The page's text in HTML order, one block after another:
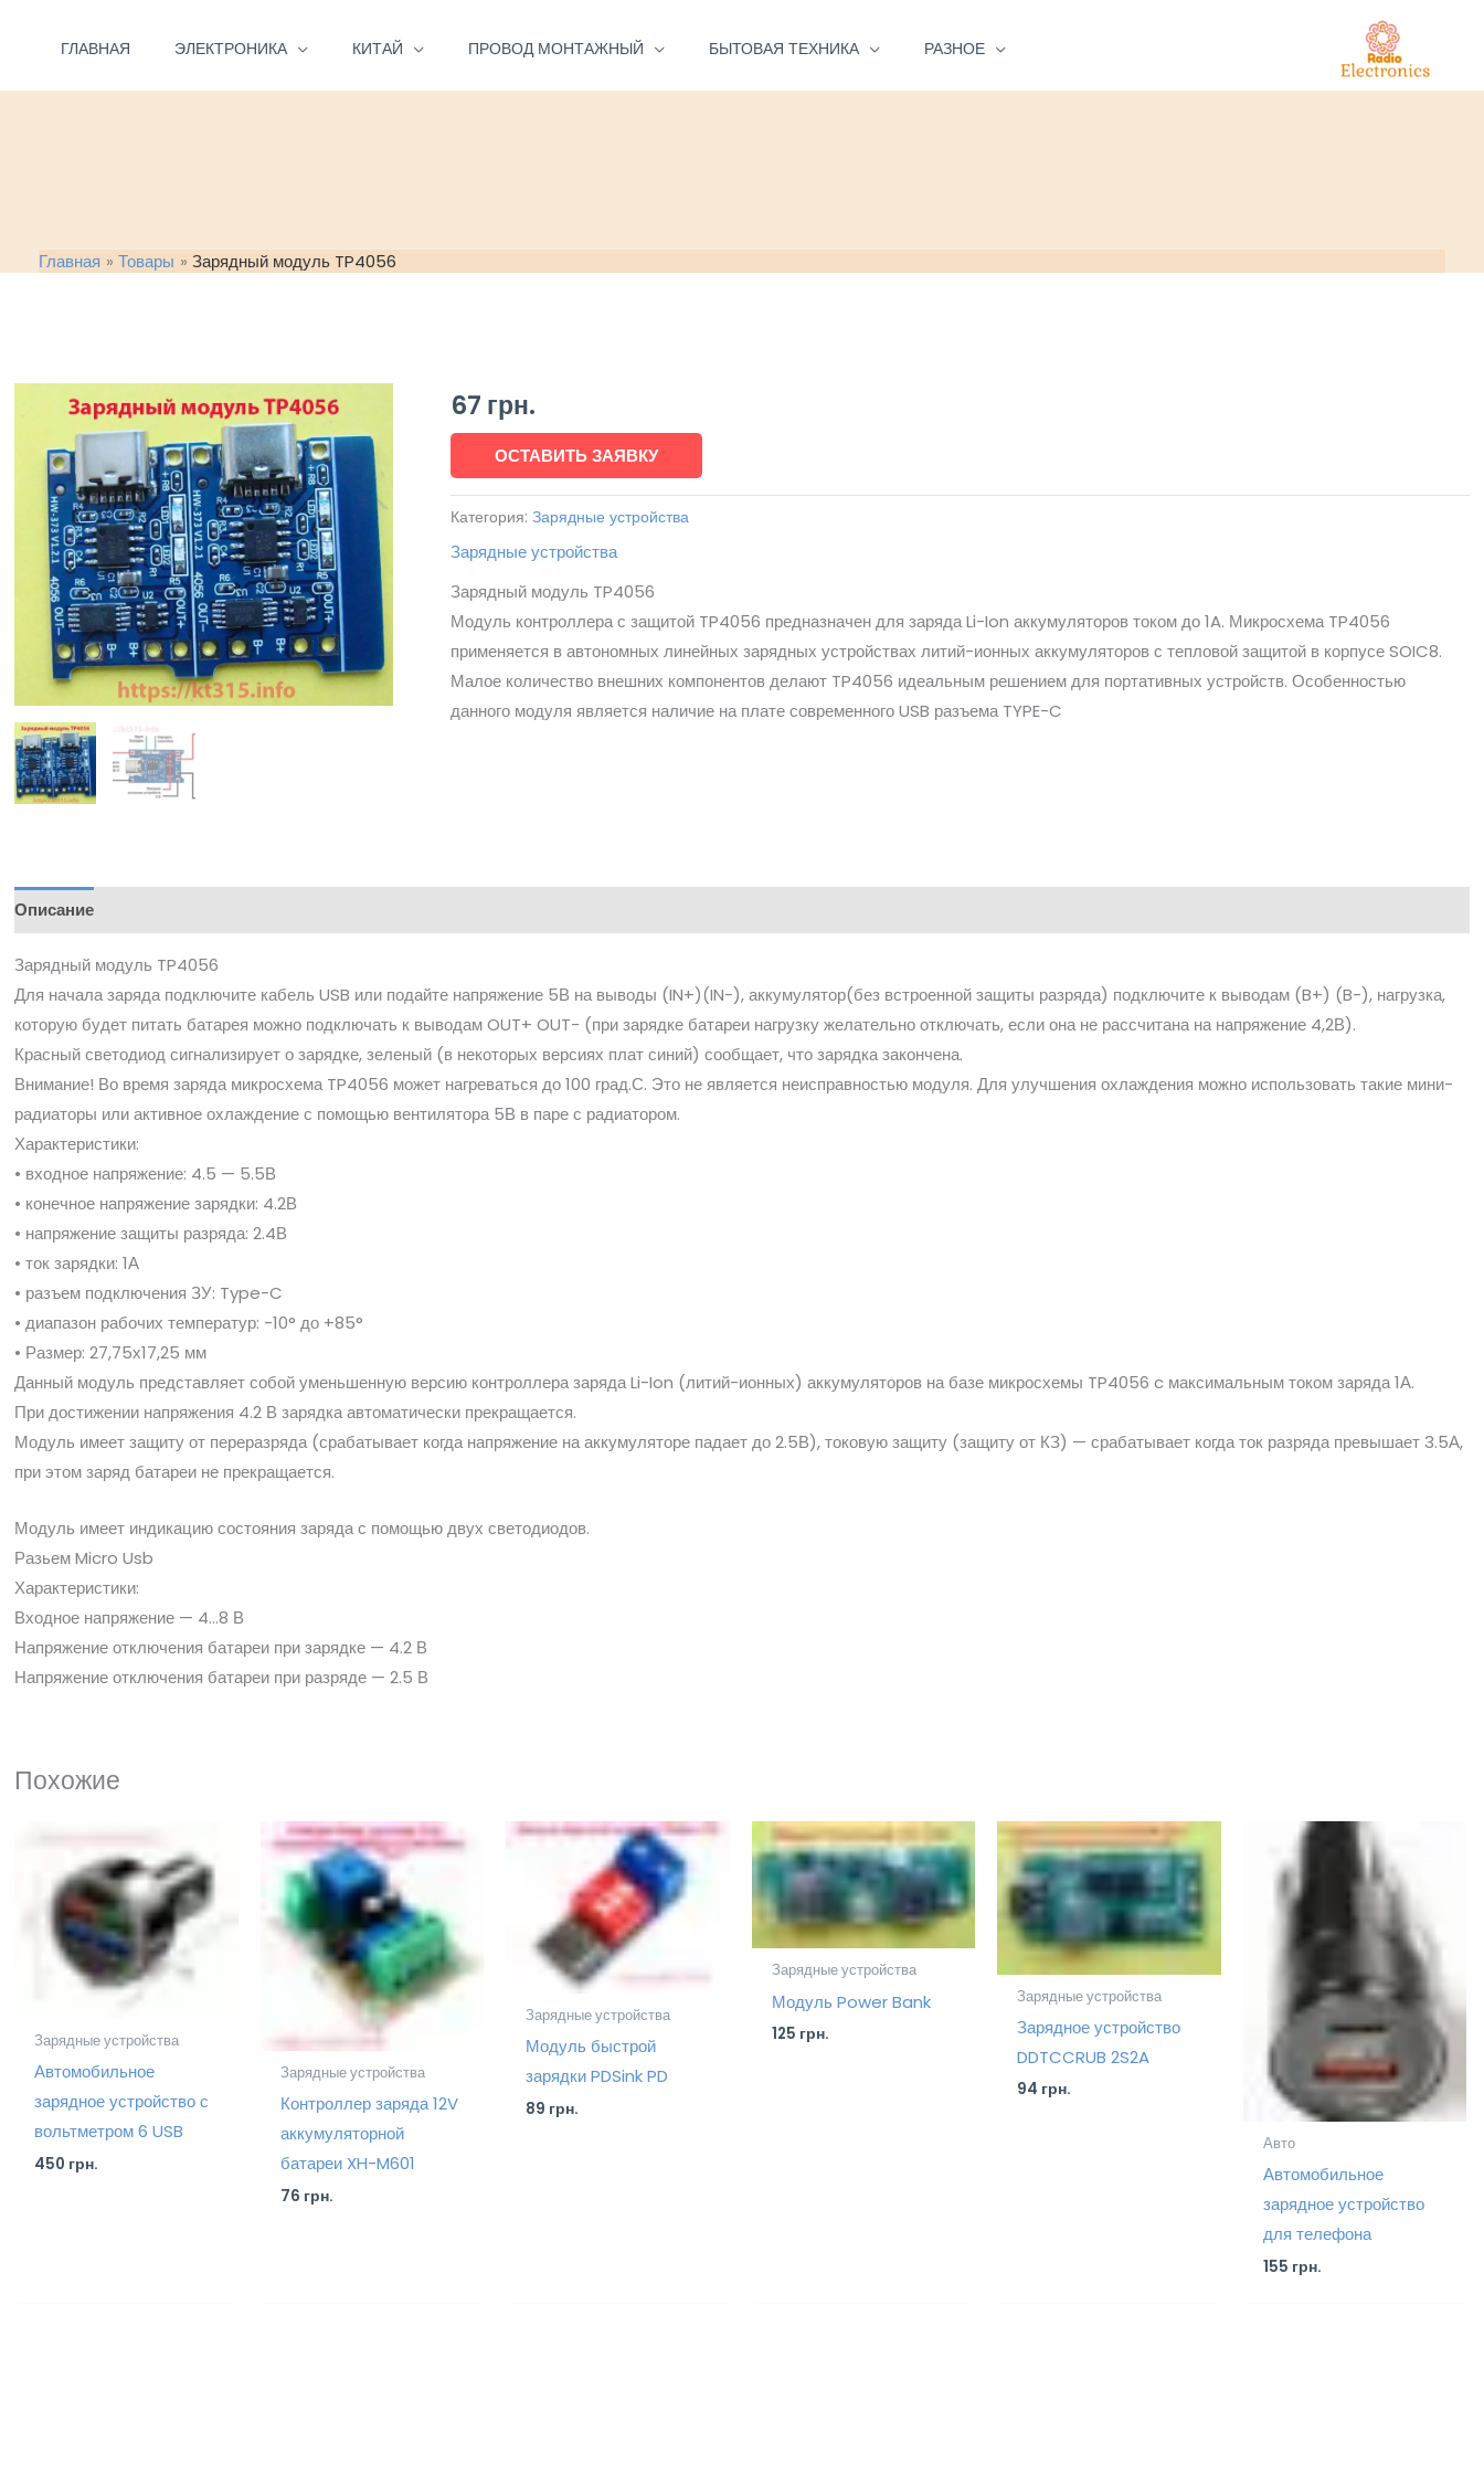
ГЛАВНАЯ ЭЛЕКТРОНИКА КИТАЙ ПРОВОД МОНТАЖНЫЙ БЫТОВАЯ ТЕХНИКА РАЗНОЕ
Главная Товары Зарядный модуль TP4056
67 грн.
ОСТАВИТЬ ЗАЯВКУ
Категория:Зарядные устройства
Зарядные устройства
Зарядный модуль TP4056
Модуль контроллера с защитой TP4056 предназначен для заряда Li-Ion аккумуляторов током до 1A. Микросхема TP4056
применяется в автономных линейных зарядных устройствах литий-ионных аккумуляторов с тепловой защитой в корпусе SOIC8.
Малое количество внешних компонентов делают TP4056 идеальным решением для портативных устройств. Особенностью
данного модуля является наличие на плате современного USB разъема TYPE-C
Описание
Зарядный модуль TP4056
Для начала заряда подключите кабель USB или подайте напряжение 5В на выводы (IN+)(IN-), аккумулятор(без встроенной защиты разряда) подключите к выводам (B+) (B-), нагрузка,
которую будет питать батарея можно подключать к выводам OUT+ OUT- (при зарядке батареи нагрузку желательно отключать, если она не рассчитана на напряжение 4,2В).
Красный светодиод сигнализирует о зарядке, зеленый (в некоторых версиях плат синий) сообщает, что зарядка закончена.
Внимание! Во время заряда микросхема TP4056 может нагреваться до 100 град.С. Это не является неисправностью модуля. Для улучшения охлаждения можно использовать такие мини-
радиаторы или активное охлаждение с помощью вентилятора 5В в паре с радиатором.
Характеристики:
• входное напряжение: 4.5 — 5.5В
• конечное напряжение зарядки: 4.2В
• напряжение защиты разряда: 2.4В
• ток зарядки: 1А
• разъем подключения ЗУ: Type-C
• диапазон рабочих температур: -10° до +85°
• Размер: 27,75х17,25 мм
Данный модуль представляет собой уменьшенную версию контроллера заряда Li-Ion (литий-ионных) аккумуляторов на базе микросхемы TP4056 c максимальным током заряда 1А.
При достижении напряжения 4.2 В зарядка автоматически прекращается.
Модуль имеет защиту от переразряда (срабатывает когда напряжение на аккумуляторе падает до 2.5В), токовую защиту (защиту от КЗ) — срабатывает когда ток разряда превышает 3.5А,
при этом заряд батареи не прекращается.
Модуль имеет индикацию состояния заряда с помощью двух светодиодов.
Разьем Micro Usb
Характеристики:
Входное напряжение — 4…8 В
Напряжение отключения батареи при зарядке — 4.2 В
Напряжение отключения батареи при разряде — 2.5 В
Похожие
Зарядные устройства
Автомобильное
зарядное устройство с
вольтметром 6 USB
450 грн.
Зарядные устройства
Контроллер заряда 12V
аккумуляторной
батареи XH-M601
76 грн.
Зарядные устройства
Модуль быстрой
зарядки PDSink PD
89 грн.
Зарядные устройства
Модуль Power Bank
125 грн.
Зарядные устройства
Зарядное устройство
DDTCCRUB 2S2A
94 грн.
Авто
Автомобильное
зарядное устройство
для телефона
155 грн.